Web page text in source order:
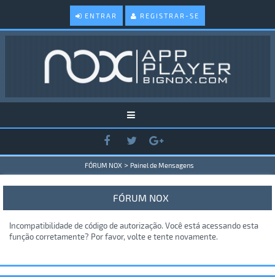
ENTRAR REGISTRAR-SE
FÓRUM NOX > Painel de Mensagens
FÓRUM NOX
Incompatibilidade de código de autorização. Você está acessando esta
função corretamente? Por favor, volte e tente novamente.